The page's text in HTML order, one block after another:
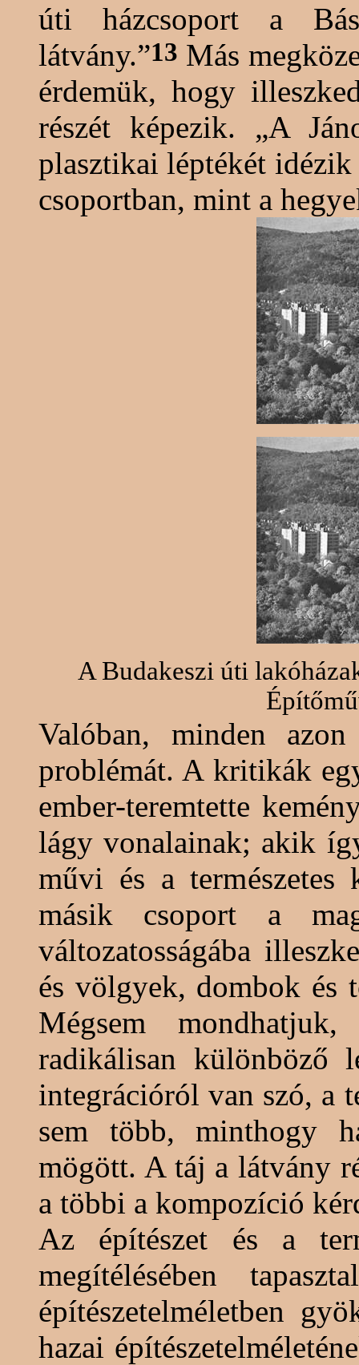
úti házcsoport a
látvány.”13 Más
érdemük, hogy
részét képezik. „A
plasztikai léptékét
csoportban, mint a
A Budakeszi úti
Valóban, minden
problémát. A kritikák
ember-teremtette
lágy vonalainak; akik
művi és a természetes
másik csoport a
változatosságába
és völgyek, dombok
Mégsem
radikálisan különböző
integrációról van szó, a
sem több, minthogy
mögött. A táj a látvány
a többi a kompozíció
Az építészet és a
megítélésében
építészetelméletben
hazai